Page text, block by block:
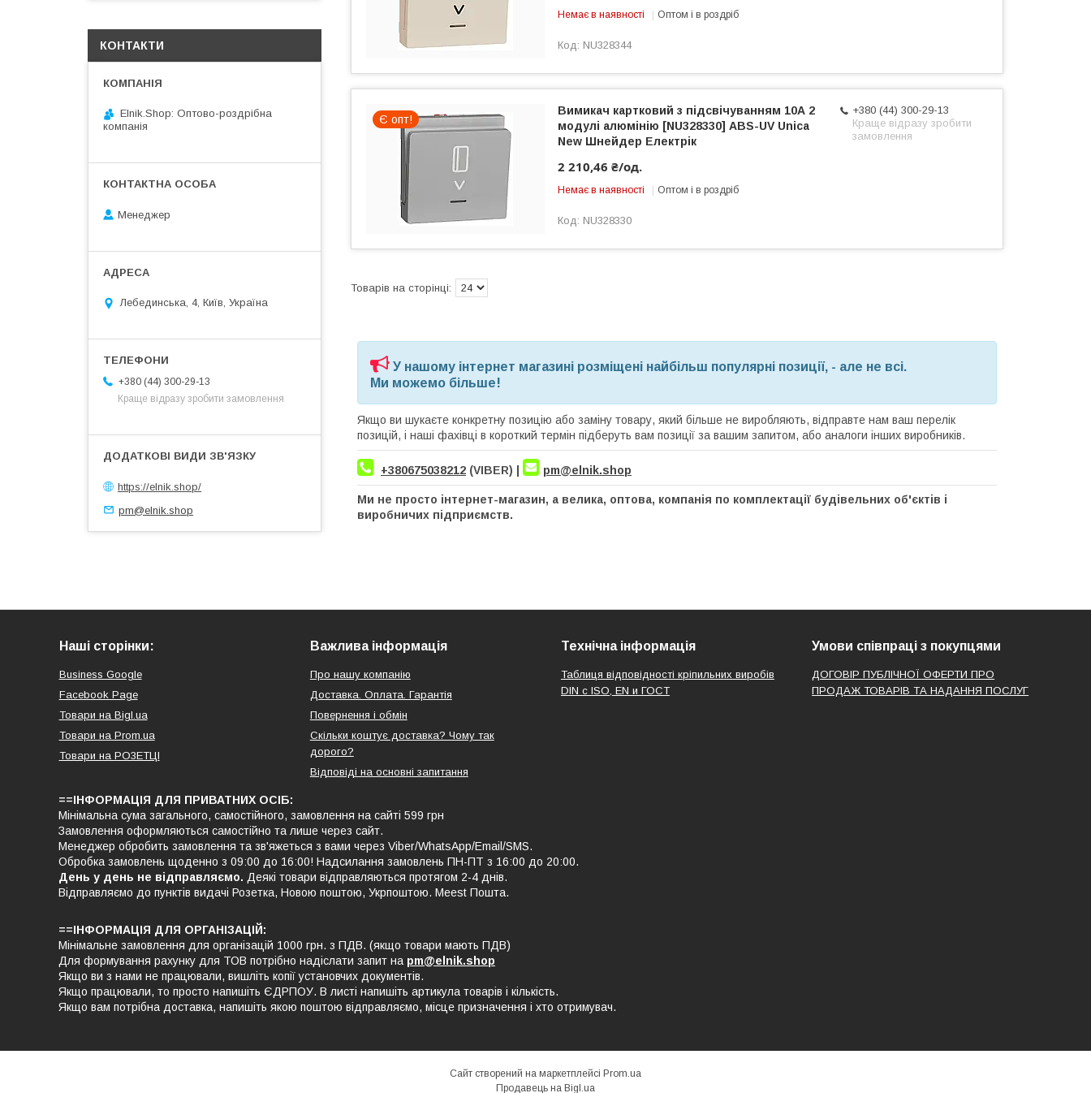
Немає в наявності Оптом і в роздріб
NU328344
Є опт!
+380 (44) 300-29-13
Краще відразу зробити
замовлення
Вимикач картковий з підсвічуванням 10А 2
модулі алюмінію [NU328330] ABS-UV Unica
New Шнейдер Електрік
2 210,46 ₴/од.
Немає в наявності Оптом і в роздріб
NU328330
У нашому інтернет магазині розміщені найбільш популярні позиції, - але не всі.
Ми можемо більше!
Якщо ви шукаєте конкретну позицію або заміну товару, який більше не виробляють, відправте нам ваш перелік
позицій, і наші фахівці в короткий термін підберуть вам позиції за вашим запитом, або аналоги інших виробників.
+380675038212 (VIBER) | pm@elnik.shop
Ми не просто інтернет-магазин, а велика, оптова, компанія по комплектації будівельних об'єктів і
виробничих підприємств.
КОНТАКТИ
Elnik.Shop: Оптово-роздрібна
компанія
Менеджер
Лебединська, 4, Київ, Україна
+380 (44) 300-29-13
Краще відразу зробити замовлення
https://elnik.shop/
pm@elnik.shop
Наші сторінки:
Business Google
Facebook Page
Товари на Bigl.ua
Товари на Prom.ua
Товари на РO3EТЦI
Важлива інформація
Про нашу компанію
Доставка. Оплата. Гарантія
Повернення і обмін
Скільки коштує доставка? Чому так
дорого?
Відповіді на основні запитання
Технічна інформація
Таблиця відповідності кріпильних виробів
DIN с ISO, EN и ГОСТ
Умови співпраці з покупцями
ДОГОВІР ПУБЛІЧНОЇ ОФЕРТИ ПРО
ПРОДАЖ ТОВАРІВ ТА НАДАННЯ ПОСЛУГ
==ІНФОРМАЦІЯ ДЛЯ ПРИВАТНИХ ОСІБ:
Мінімальна сума загального, самостійного, замовлення на сайті 599 грн
Замовлення оформляються самостійно та лише через сайт.
Менеджер обробить замовлення та зв'яжеться з вами через Viber/WhatsApp/Email/SMS.
Обробка замовлень щоденно з 09:00 до 16:00! Надсилання замовлень ПН-ПТ з 16:00 до 20:00.
День у день не відправляємо. Деякі товари відправляються протягом 2-4 днів.
Відправляємо до пунктів видачі Розетка, Новою поштою, Укрпоштою. Meest Пошта.
==ІНФОРМАЦІЯ ДЛЯ ОРГАНІЗАЦІЙ:
Мінімальне замовлення для організацій 1000 грн. з ПДВ. (якщо товари мають ПДВ)
Для формування рахунку для ТОВ потрібно надіслати запит на pm@elnik.shop
Якщо ви з нами не працювали, вишліть копії установчих документів.
Якщо працювали, то просто напишіть ЄДРПОУ. В листі напишіть артикула товарів і кількість.
Якщо вам потрібна доставка, напишіть якою поштою відправляємо, місце призначення і хто отримувач.
Сайт створений на маркетплейсі Prom.ua
Продавець на Bigl.ua